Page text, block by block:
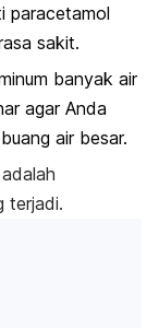
paracetamol
sakit.
banyak air
agar Anda
air besar.
terjadi.